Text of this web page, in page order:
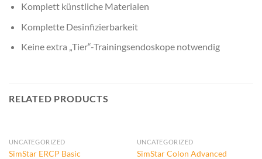
Komplett künstliche Materialen
Komplette Desinfizierbarkeit
Keine extra „Tier“-Trainingsendoskope notwendig
RELATED PRODUCTS
UNCATEGORIZED
SimStar ERCP Basic
UNCATEGORIZED
SimStar Colon Advanced